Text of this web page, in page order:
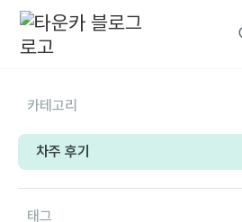
카테고리
차주 후기
태그